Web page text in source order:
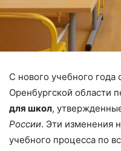
С нового учебного
Оренбургской области
для школ,
России. Эти изменения
учебного процесса по